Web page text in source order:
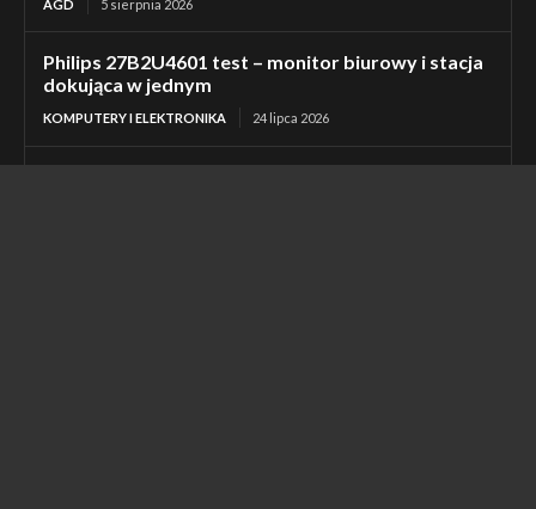
AGD 5 sierpnia 2026
Philips 27B2U4601 test – monitor biurowy i stacja
dokująca w jednym
KOMPUTERY I ELEKTRONIKA 24 lipca 2026